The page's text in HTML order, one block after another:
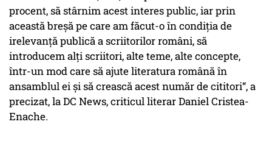
procent, să stârnim acest interes public, iar prin
această breșă pe care am făcut-o în condiția de
irelevanță publică a scriitorilor români, să
introducem alți scriitori, alte teme, alte concepte,
într-un mod care să ajute literatura română în
ansamblul ei și să crească acest număr de cititori“, a
precizat, la DC News, criticul literar Daniel Cristea-
Enache.